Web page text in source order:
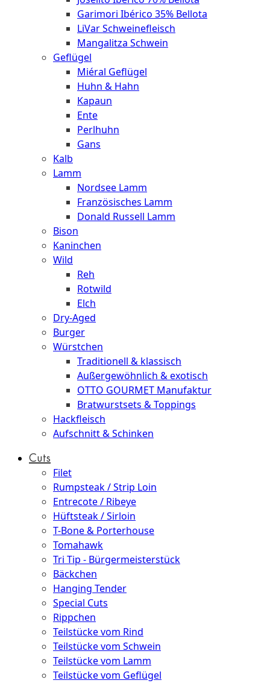
Garimori Ibérico 35% Bellota
LiVar Schweinefleisch
Mangalitza Schwein
Geflügel
Miéral Geflügel
Huhn & Hahn
Kapaun
Ente
Perlhuhn
Gans
Kalb
Lamm
Nordsee Lamm
Französisches Lamm
Donald Russell Lamm
Bison
Kaninchen
Wild
Reh
Rotwild
Elch
Dry-Aged
Burger
Würstchen
Traditionell & klassisch
Außergewöhnlich & exotisch
OTTO GOURMET Manufaktur
Bratwurstsets & Toppings
Hackfleisch
Aufschnitt & Schinken
Cuts
Filet
Rumpsteak / Strip Loin
Entrecote / Ribeye
Hüftsteak / Sirloin
T-Bone & Porterhouse
Tomahawk
Tri Tip - Bürgermeisterstück
Bäckchen
Hanging Tender
Special Cuts
Rippchen
Teilstücke vom Rind
Teilstücke vom Schwein
Teilstücke vom Lamm
Teilstücke vom Geflügel